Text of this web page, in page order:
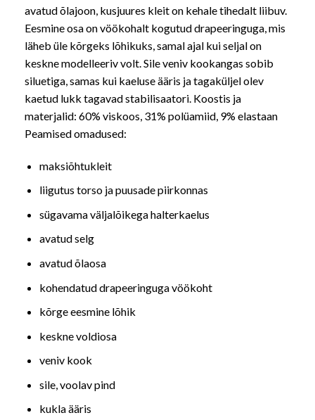
avatud õlajoon, kusjuures kleit on kehale tihedalt liibuv.
Eesmine osa on vöökohalt kogutud drapeeringuga, mis
läheb üle kõrgeks lõhikuks, samal ajal kui seljal on
keskne modelleeriv volt. Sile veniv kookangas sobib
siluetiga, samas kui kaeluse ääris ja tagaküljel olev
kaetud lukk tagavad stabilisaatori. Koostis ja
materjalid: 60% viskoos, 31% polüamiid, 9% elastaan
Peamised omadused:
maksiõhtukleit
liigutus torso ja puusade piirkonnas
sügavama väljalõikega halterkaelus
avatud selg
avatud õlaosa
kohendatud drapeeringuga vöökoht
kõrge eesmine lõhik
keskne voldiosa
veniv kook
sile, voolav pind
kukla ääris